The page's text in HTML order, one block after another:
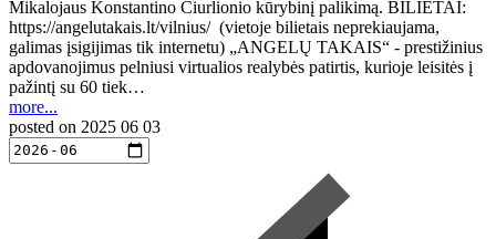
Mikalojaus Konstantino Čiurlionio kūrybinį palikimą. BILIETAI:
https://angelutakais.lt/vilnius/ (vietoje bilietais neprekiaujama,
galimas įsigijimas tik internetu) „ANGELŲ TAKAIS“ - prestižinius
apdovanojimus pelniusi virtualios realybės patirtis, kurioje leisitės į
pažintį su 60 tiek…
more...
posted on 2025 06 03